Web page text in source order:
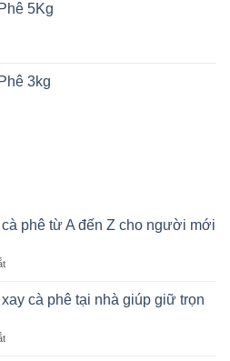
5Kg
3kg
phê từ A đến Z cho người mới
ở
rang
phê
cà phê tại nhà giúp giữ trọn
ở